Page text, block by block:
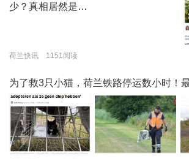
少？真相居然是…
荷兰快讯 1151阅读
为了救3只小猫，荷兰铁路停运数小时！